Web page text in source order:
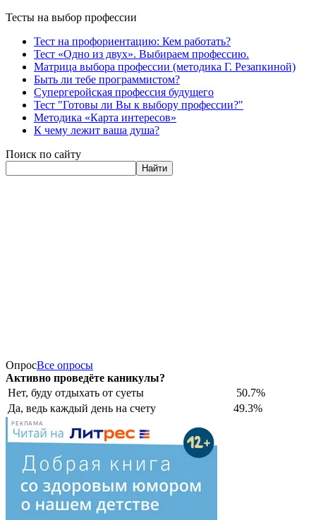
Тесты на выбор профессии
Тест на профориентацию: Кем работать?
Тест «Одно из двух». Выбираем профессию.
Матрица выбора профессии (методика Г. Резапкиной)
Быть ли тебе программистом?
Супергеройская профессия будущего
Тест "Готовы ли Вы к выбору профессии?"
Методика «Карта интересов»
К чему лежит ваша душа?
Поиск по сайту
Найти
ОпросВсе опросы
Активно проведёте каникулы?
Нет, буду отдыхать от суеты
50.7%
Да, ведь каждый день на счету
49.3%
РЕКЛАМА